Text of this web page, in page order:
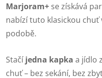
Marjoram+ se získává
nabízí tuto klasickou
podobě.
Stačí jedna kapka a jídlo
chuť – bez sekání, bez